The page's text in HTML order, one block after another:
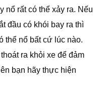
nổ rất có thể xảy ra. Nếu
đầu có khói bay ra thì
thể nổ bất cứ lúc nào.
ra khỏi xe để đảm
bạn hãy thực hiện